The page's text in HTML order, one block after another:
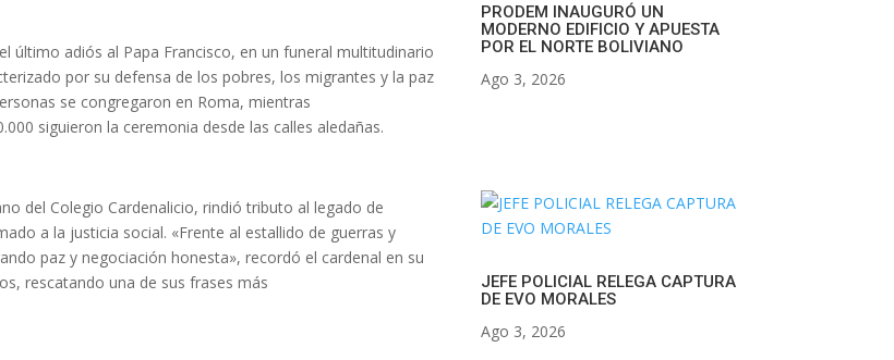
último adiós al Papa Francisco, en un funeral multitudinario
por su defensa de los pobres, los migrantes y la paz
se congregaron en Roma, mientras
siguieron la ceremonia desde las calles aledañas.
del Colegio Cardenalicio, rindió tributo al legado de
a la justicia social. «Frente al estallido de guerras y
paz y negociación honesta», recordó el cardenal en su
rescatando una de sus frases más
PRODEM INAUGURÓ UN
MODERNO EDIFICIO Y APUESTA
POR EL NORTE BOLIVIANO
Ago 3, 2026
JEFE POLICIAL RELEGA CAPTURA
DE EVO MORALES
Ago 3, 2026